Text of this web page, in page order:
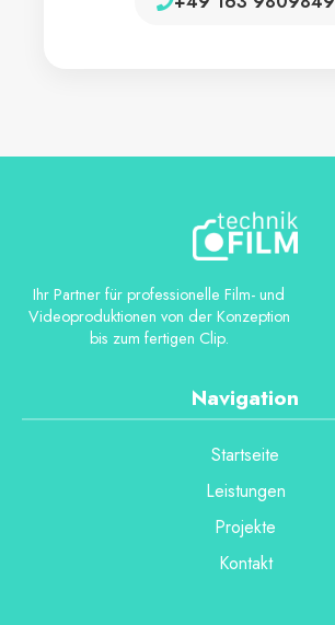
Ihr Partner für professionelle Film- und
Videoproduktionen von der Konzeption
bis zum fertigen Clip.
Navigation
Startseite
Leistungen
Projekte
Kontakt